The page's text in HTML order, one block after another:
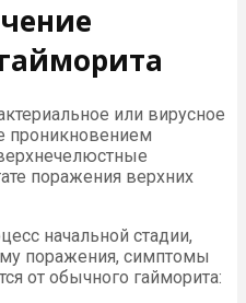
или вирусное
проникновением
поражения верхних
начальной стадии,
поражения, симптомы
от обычного гайморита: